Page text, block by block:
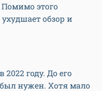
этого
обзор и
году. До его
нужен. Хотя мало